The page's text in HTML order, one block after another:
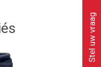
Stel uw vraag